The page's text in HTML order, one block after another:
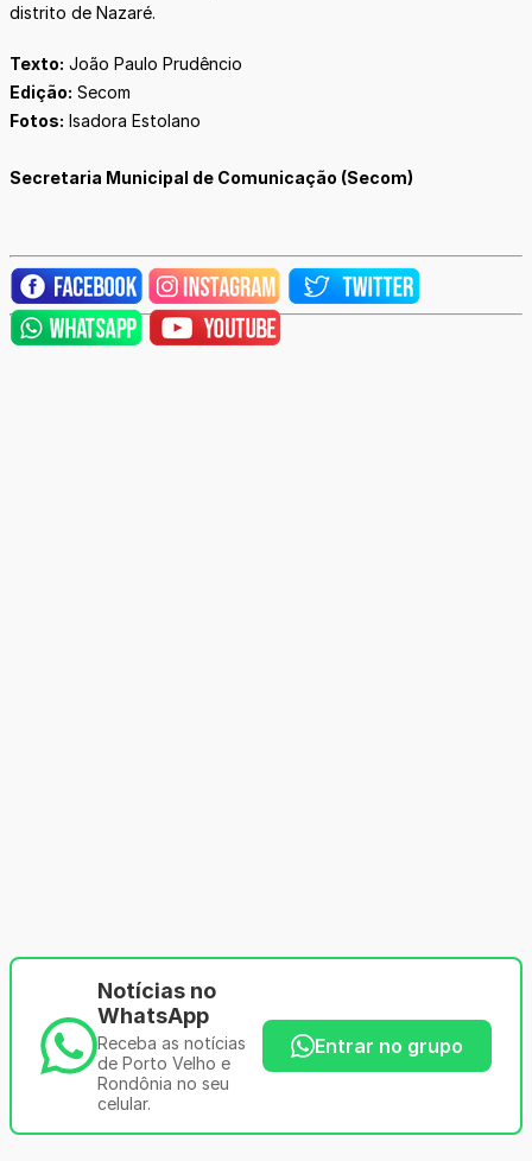
distrito de Nazaré.
Texto: João Paulo Prudêncio
Edição: Secom
Fotos: Isadora Estolano
Secretaria Municipal de Comunicação (Secom)
Notícias no
WhatsApp
Receba as notícias
de Porto Velho e
Rondônia no seu
celular.
Entrar no grupo